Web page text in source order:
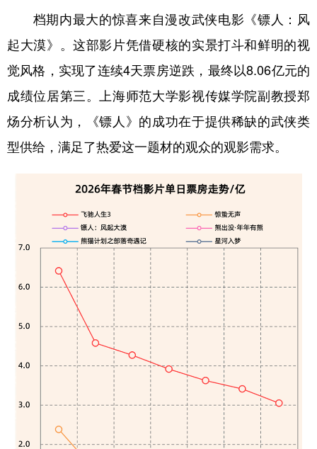
档期内最大的惊喜来自漫改武侠电影《镖人：风
起大漠》。这部影片凭借硬核的实景打斗和鲜明的视
觉风格，实现了连续4天票房逆跌，最终以8.06亿元的
成绩位居第三。上海师范大学影视传媒学院副教授郑
炀分析认为，《镖人》的成功在于提供稀缺的武侠类
型供给，满足了热爱这一题材的观众的观影需求。